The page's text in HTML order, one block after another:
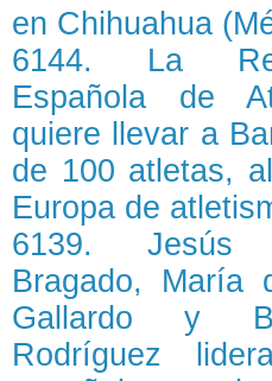
en Chihuahua
6144. La
Española de
quiere llevar a
de 100 atletas,
Europa de
6139. Jesús
Bragado, María
Gallardo y
Rodríguez